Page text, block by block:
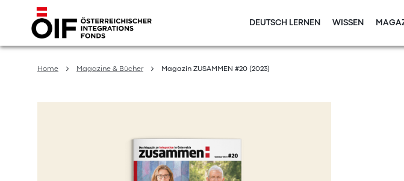
Direkt
zum
DEUTSCH LERNEN WISSEN
Home Magazine & Bücher Magazin ZUSAMMEN #20 (2023)